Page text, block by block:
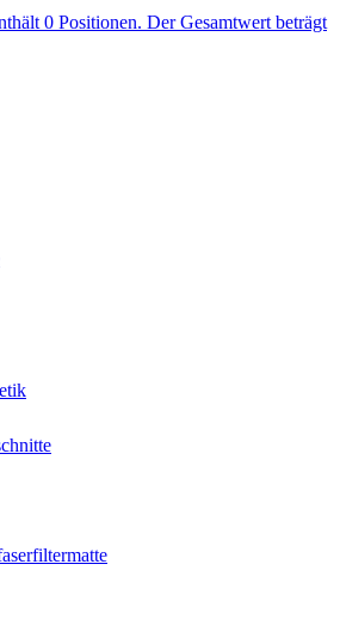
0 Positionen. Der Gesamtwert beträgt